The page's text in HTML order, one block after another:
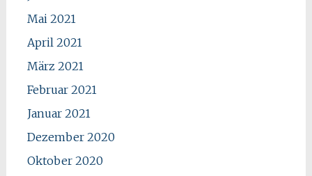
Mai 2021
April 2021
März 2021
Februar 2021
Januar 2021
Dezember 2020
Oktober 2020